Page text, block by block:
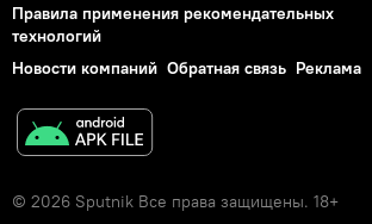
Правила применения рекомендательных
технологий
Новости компаний Обратная связь Реклама
© 2026 Sputnik Все права защищены. 18+